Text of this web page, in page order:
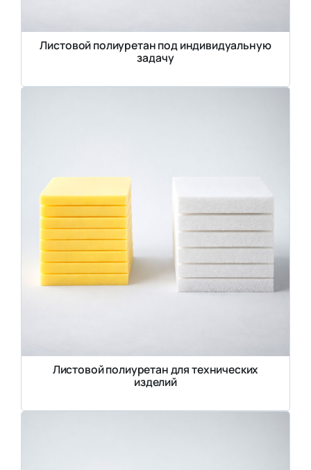
Листовой полиуретан под индивидуальную
задачу
Листовой полиуретан для технических
изделий